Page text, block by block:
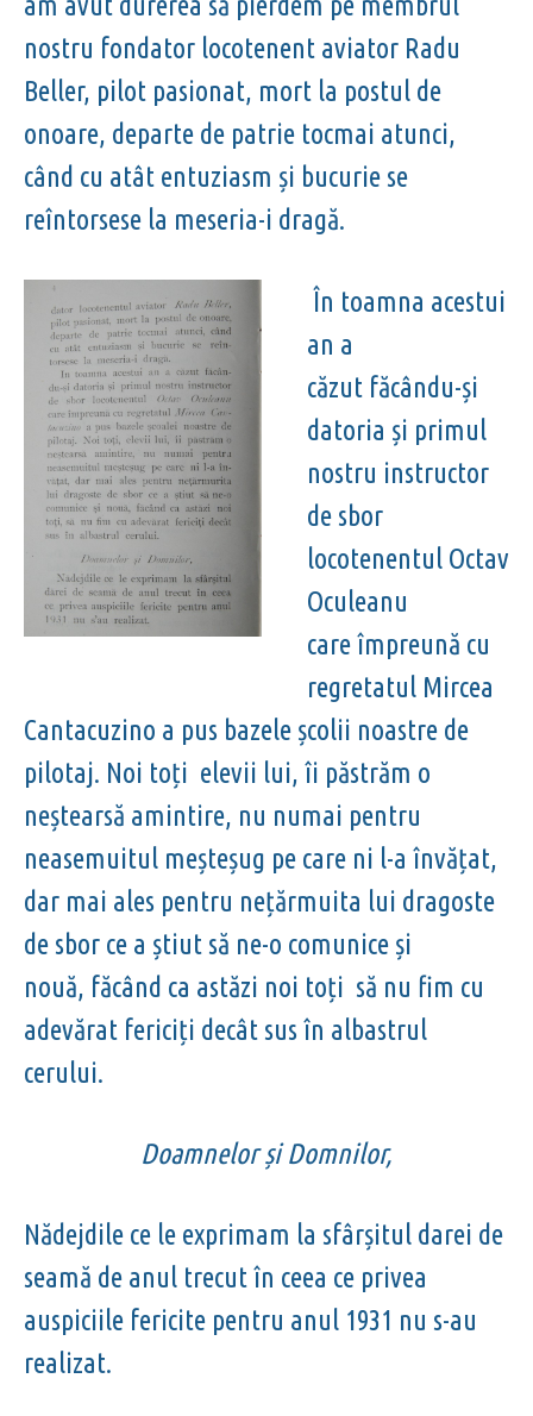
nostru fondator locotenent aviator Radu
Beller, pilot pasionat, mort la postul de
onoare, departe de patrie tocmai atunci,
când cu atât entuziasm și bucurie se
reîntorsese la meseria-i dragă.
În toamna acestui
an a
căzut făcându-și
datoria și primul
nostru instructor
de sbor
locotenentul Octav
Oculeanu
care împreună cu
regretatul Mircea
Cantacuzino a pus bazele școlii noastre de
pilotaj. Noi toți elevii lui, îi păstrăm o
neștearsă amintire, nu numai pentru
neasemuitul meșteșug pe care ni l-a învățat,
dar mai ales pentru nețărmuita lui dragoste
de sbor ce a știut să ne-o comunice și
nouă, făcând ca astăzi noi toți să nu fim cu
adevărat fericiți decât sus în albastrul
cerului.
Doamnelor și Domnilor,
Nădejdile ce le exprimam la sfârșitul darei de
seamă de anul trecut în ceea ce privea
auspiciile fericite pentru anul 1931 nu s-au
realizat.